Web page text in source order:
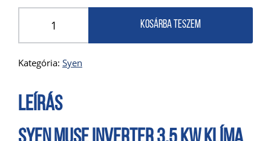
Kosárba teszem
Kategória: Syen
Leírás